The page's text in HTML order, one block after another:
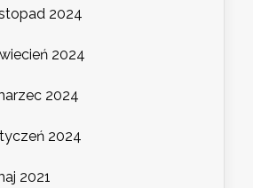
2024
2024
2024
2024
2021